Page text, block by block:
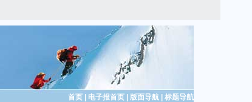
首页 电子报首页 版面导航
标题导航